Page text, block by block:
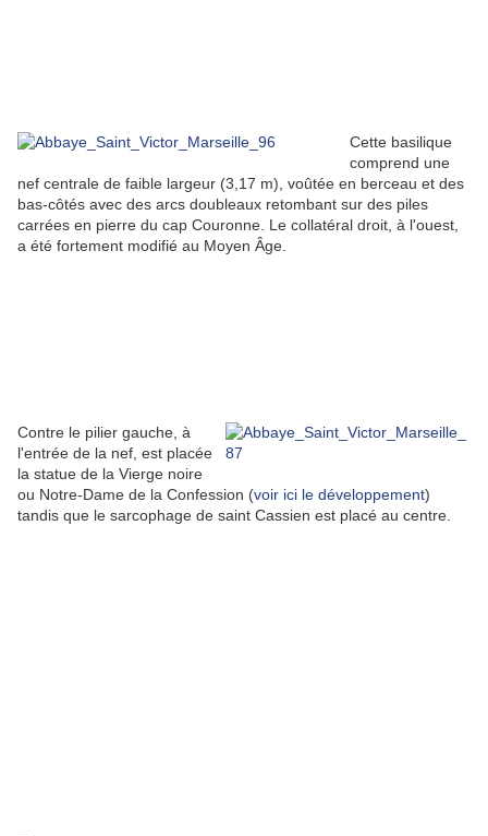
Cette basilique
comprend une
nef centrale de faible largeur (3,17 m), voûtée en berceau et des
bas-côtés avec des arcs doubleaux retombant sur des piles
carrées en pierre du cap Couronne. Le collatéral droit, à l'ouest,
a été fortement modifié au Moyen Âge.
Contre le pilier gauche, à
l'entrée de la nef, est placée
la statue de la Vierge noire
ou Notre-Dame de la Confession (voir ici le développement)
tandis que le sarcophage de saint Cassien est placé au centre.